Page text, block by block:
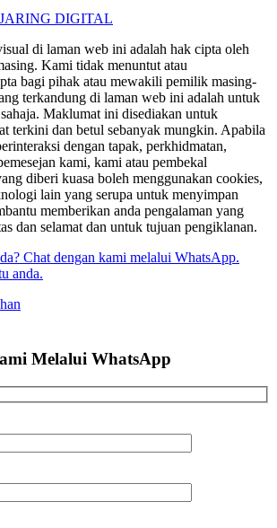
DIGITAL
di laman web ini adalah hak cipta oleh
Kami tidak menuntut atau
bagi pihak atau mewakili pemilik masing-
terkandung di laman web ini adalah untuk
Maklumat ini disediakan untuk
terkini dan betul sebanyak mungkin. Apabila
dengan tapak, perkhidmatan,
kami, kami atau pembekal
diberi kuasa boleh menggunakan cookies,
lain yang serupa untuk menyimpan
memberikan anda pengalaman yang
dan selamat dan untuk tujuan pengiklanan.
Chat dengan kami melalui WhatsApp.
anda.
Melalui WhatsApp